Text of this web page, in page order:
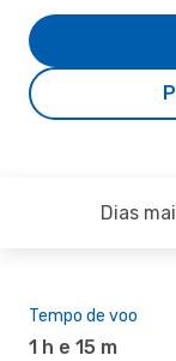
Dias
Tempo de voo
1 h e 15 m